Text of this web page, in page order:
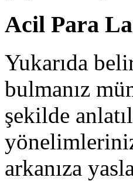
Acil Para
Yukarıda
bulmanız
şekilde
arkanıza